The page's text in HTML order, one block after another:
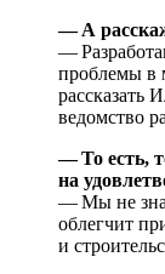
— А
—
проблемы в
рассказать
ведомство
— То есть,
на
— Мы не
облегчит
и